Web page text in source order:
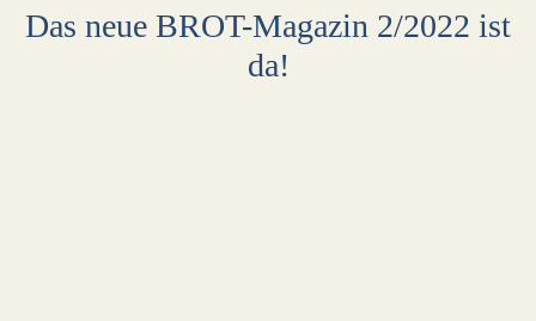
Das neue BROT-Magazin 2/2022 ist
da!